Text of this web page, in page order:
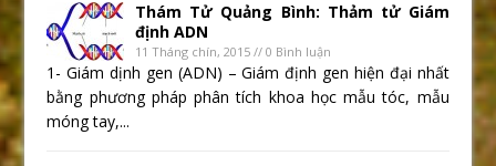
Thám Tử Quảng Bình: Thảm tử Giám
định ADN
11 Tháng chín, 2015 // 0 Bình luận
1- Giám dịnh gen (ADN) – Giám định gen hiện đại nhất
bằng phương pháp phân tích khoa học mẫu tóc, mẫu
móng tay,...